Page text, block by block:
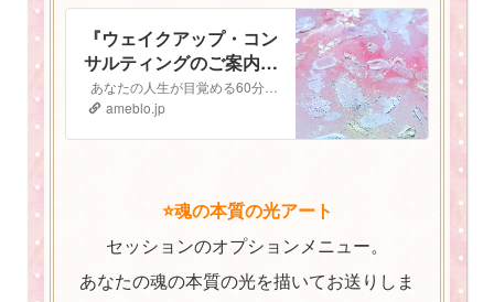
『ウェイクアップ・コン
サルティングのご案内
⭐️』
ameblo.jp
⭐️魂の本質の光アート
セッションのオプションメニュー。
あなたの魂の本質の光を描いてお送りしま